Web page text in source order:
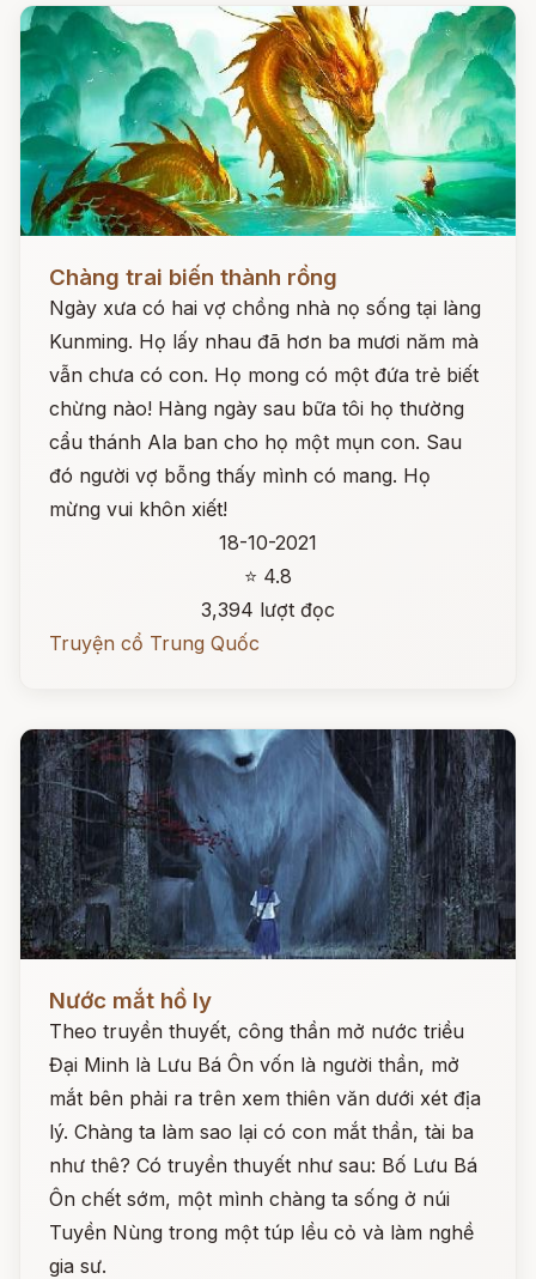
Chàng trai biến thành rồng
Ngày xưa có hai vợ chồng nhà nọ sống tại làng
Kunming. Họ lấy nhau đã hơn ba mươi năm mà
vẫn chưa có con. Họ mong có một đứa trẻ biết
chừng nào! Hàng ngày sau bữa tôi họ thường
cẩu thánh Ala ban cho họ một mụn con. Sau
đó người vợ bỗng thấy mình có mang. Họ
mừng vui khôn xiết!
18-10-2021
⭐ 4.8
3,394 lượt đọc
Truyện cổ Trung Quốc
Nước mắt hồ ly
Theo truyền thuyết, công thần mở nước triều
Đại Minh là Lưu Bá Ôn vốn là người thần, mở
mắt bên phải ra trên xem thiên văn dưới xét địa
lý. Chàng ta làm sao lại có con mắt thần, tài ba
như thê? Có truyền thuyết như sau: Bố Lưu Bá
Ôn chết sớm, một mình chàng ta sống ở núi
Tuyền Nùng trong một túp lều cỏ và làm nghề
gia sư.